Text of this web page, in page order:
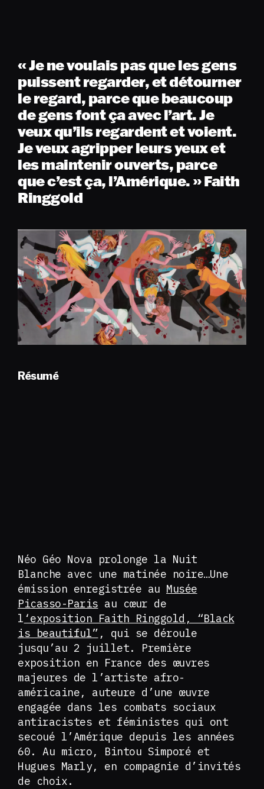
« Je ne voulais pas que les gens
puissent regarder, et détourner
le regard, parce que beaucoup
de gens font ça avec l’art. Je
veux qu’ils regardent et voient.
Je veux agripper leurs yeux et
les maintenir ouverts, parce
que c’est ça, l’Amérique. » Faith
Ringgold
Résumé
Néo Géo Nova prolonge la Nuit
Blanche avec une matinée noire…Une
émission enregistrée au Musée
Picasso-Paris au cœur de
l ‘exposition Faith Ringgold, “Black
is beautiful” , qui se déroule
jusqu’au 2 juillet. Première
exposition en France des œuvres
majeures de l’artiste afro-
américaine, auteure d’une œuvre
engagée dans les combats sociaux
antiracistes et féministes qui ont
secoué l’Amérique depuis les années
60. Au micro, Bintou Simporé et
Hugues Marly, en compagnie d’invités
de choix.